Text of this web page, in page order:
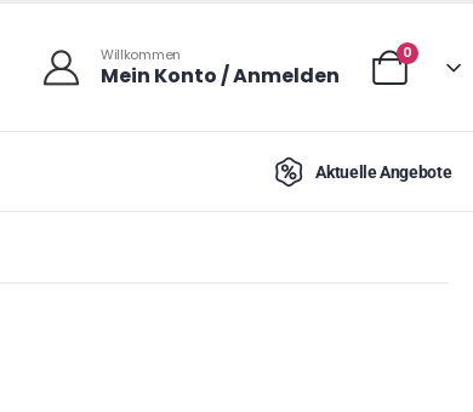
Willkommen
Mein Konto / Anmelden
0
Aktuelle Angebote